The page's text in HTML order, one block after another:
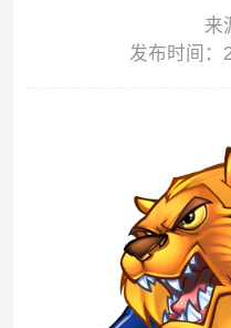
来
发布时间：